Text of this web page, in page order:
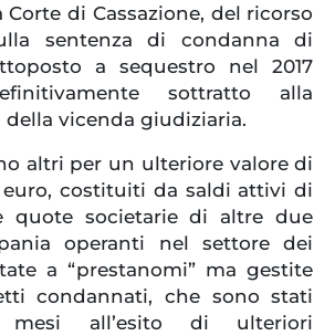
di Cassazione, del ricorso
sentenza di condanna di
a sequestro nel 2017
sottratto alla
vicenda giudiziaria.
altri per un ulteriore valore di
costituiti da saldi attivi di
quote societarie di altre due
operanti nel settore dei
a “prestanomi” ma gestite
condannati, che sono stati
all’esito di ulteriori